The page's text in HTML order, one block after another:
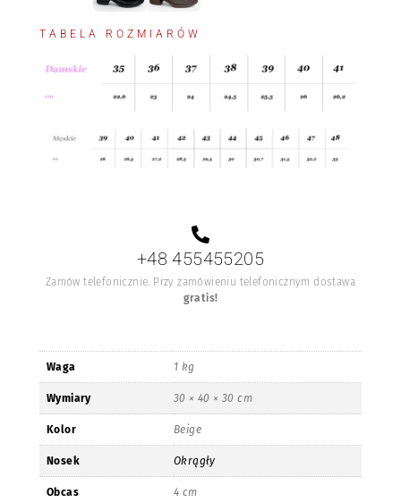
TABELA ROZMIARÓW
+48 455455205
Zamów telefonicznie. Przy zamówieniu telefonicznym dostawa
gratis!
Waga 1 kg
Wymiary 30 × 40 × 30 cm
Kolor Beige
Nosek Okrągły
Obcas 4 cm